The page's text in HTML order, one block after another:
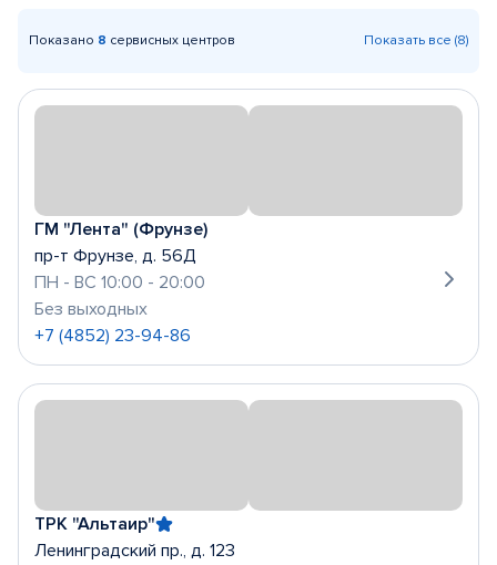
Показано 8 сервисных центров Показать все (8)
ГМ "Лента" (Фрунзе)
пр-т Фрунзе, д. 56Д
ПН - ВС 10:00 - 20:00
Без выходных
+7 (4852) 23-94-86
ТРК "Альтаир"
Ленинградский пр., д. 123